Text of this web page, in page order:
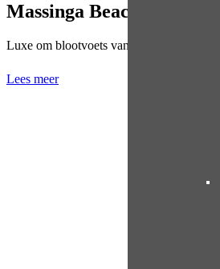
Massinga Beach Lodge
Luxe om blootvoets van te genieten
Lees meer